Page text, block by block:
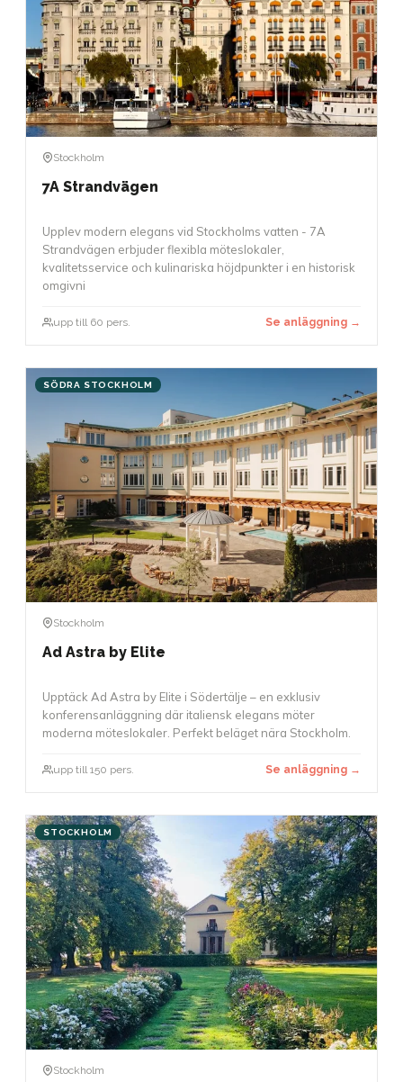
Stockholm
7A Strandvägen
Upplev modern elegans vid Stockholms vatten - 7A
Strandvägen erbjuder flexibla möteslokaler,
kvalitetsservice och kulinariska höjdpunkter i en historisk
omgivni
upp till 60 pers. Se anläggning →
SÖDRA STOCKHOLM
Stockholm
Ad Astra by Elite
Upptäck Ad Astra by Elite i Södertälje – en exklusiv
konferensanläggning där italiensk elegans möter
moderna möteslokaler. Perfekt beläget nära Stockholm.
upp till 150 pers. Se anläggning →
STOCKHOLM
Stockholm